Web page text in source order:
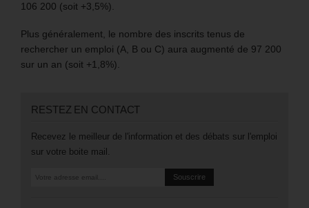
106 200 (soit +3,5%).
Plus généralement, le nombre des inscrits tenus de
rechercher un emploi (A, B ou C) aura augmenté de 97 200
sur un an (soit +1,8%).
RESTEZ EN CONTACT
Recevez le meilleur de l'information et des débats sur l'emploi
sur votre boite mail.